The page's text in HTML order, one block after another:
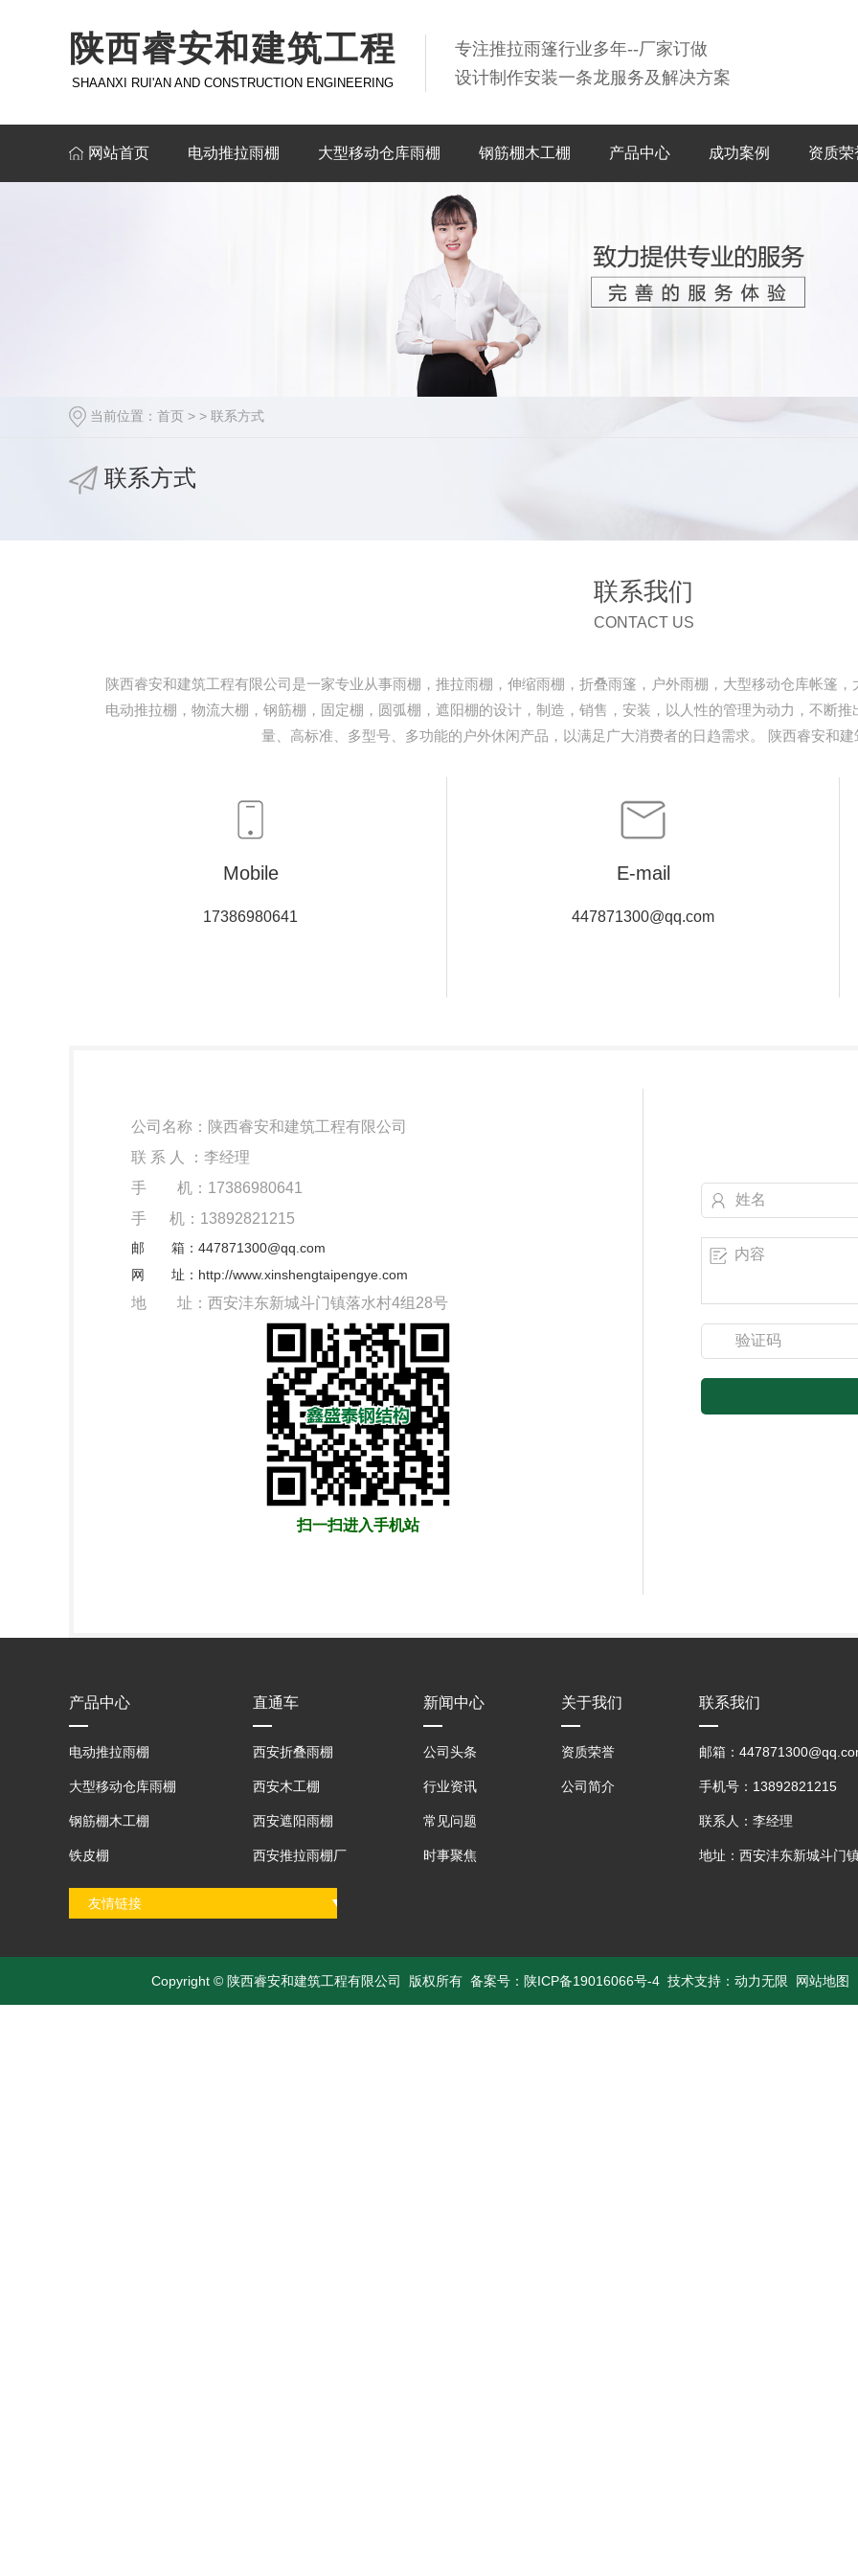
陕西睿安和建筑工程
SHAANXI RUI'AN AND CONSTRUCTION ENGINEERING
专注推拉雨篷行业多年--厂家订做
设计制作安装一条龙服务及解决方案
网站首页 电动推拉雨棚 大型移动仓库雨棚 钢筋棚木工棚 产品中心 成功案例 资质荣
当前位置： 首页 > > 联系方式
联系方式
联系我们
CONTACT US
陕西睿安和建筑工程有限公司是一家专业从事雨棚，推拉雨棚，伸缩雨棚，折叠雨篷，户外雨棚，大型移动仓库帐篷
电动推拉棚，物流大棚，钢筋棚，固定棚，圆弧棚，遮阳棚的设计，制造，销售，安装，以人性的管理为动力，不断
量、高标准、多型号、多功能的户外休闲产品，以满足广大消费者的日趋需求。 陕西睿安和
Mobile
17386980641
E-mail
447871300@qq.com
公司名称：陕西睿安和建筑工程有限公司
联 系 人 ：李经理
手 机：17386980641
手 机：13892821215
邮 箱：447871300@qq.com
网 址：http://www.xinshengtaipengye.com
地 址：西安沣东新城斗门镇落水村4组28号
扫一扫进入手机站
产品中心
电动推拉雨棚
大型移动仓库雨棚
钢筋棚木工棚
铁皮棚
直通车
西安折叠雨棚
西安木工棚
西安遮阳雨棚
西安推拉雨棚厂
新闻中心
公司头条
行业资讯
常见问题
时事聚焦
关于我们
资质荣誉
公司简介
联系我们
邮箱：
手机号：13892821215
联系人：李经理
地址：西安沣东新城斗门
友情链接
Copyright © 陕西睿安和建筑工程有限公司 版权所有 备案号： 陕ICP备19016066号-4技术支持： 动力无限 网站地图